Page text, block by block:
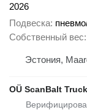
2026
Подвеска
Собственный вес
Эстония,
OÜ ScanBalt